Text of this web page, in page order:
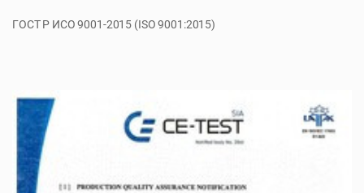
ГОСТ Р ИСО 9001-2015 (ISO 9001:2015)